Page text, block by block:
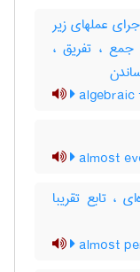
عملهای زیر
، تفریق ،
algebraic
almost
، تابع تقریبا
almost